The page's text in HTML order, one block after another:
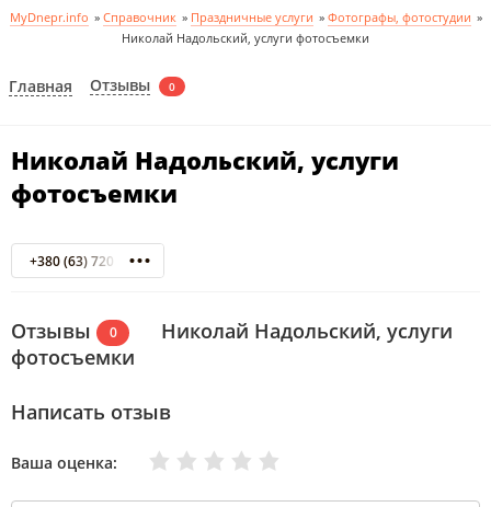
MyDnepr.info » Справочник » Праздничные услуги » Фотографы, фотостудии »
Николай Надольский, услуги фотосъемки
Главная Отзывы 0
Николай Надольский, услуги
фотосъемки
+380 (63) 720 5166
Отзывы 0
Николай Надольский, услуги
фотосъемки
Написать отзыв
Ваша оценка: Отлично
Хорошо
Нормально
Плохо
Очень плохо